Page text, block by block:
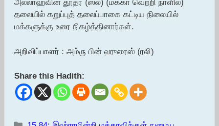
அல்லாஹ்வின் தூதர் (ஸல்) (மக்கா வெற்றி நாளில்)
தலையில் கறுப்புத் தலைப்பாகை கட்டிய நிலையில்
மக்களுக்கு உரை நிகழ்த்தினார்கள்.
அறிவிப்பாளர் : அம்ரு பின் ஹுரைஸ் (ரலி)
Share this Hadith:
Categories